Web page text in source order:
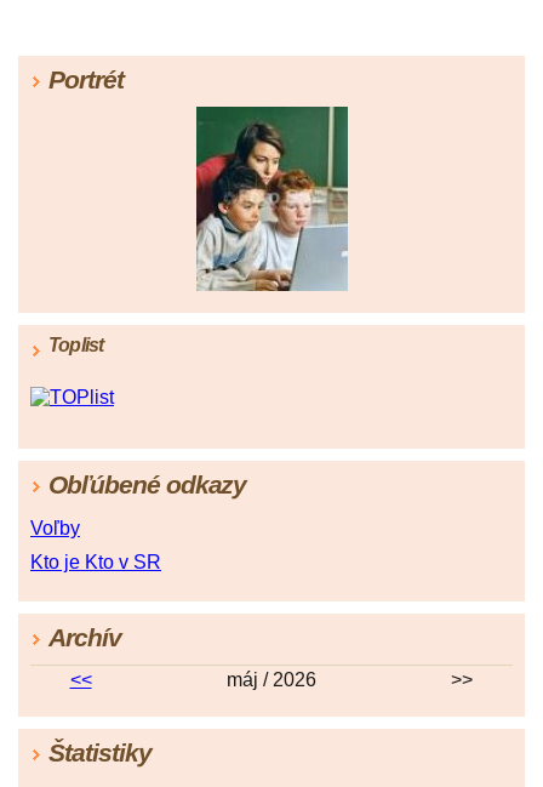
Portrét
Toplist
Obľúbené odkazy
Voľby
Kto je Kto v SR
Archív
<< máj / 2026 >>
Štatistiky